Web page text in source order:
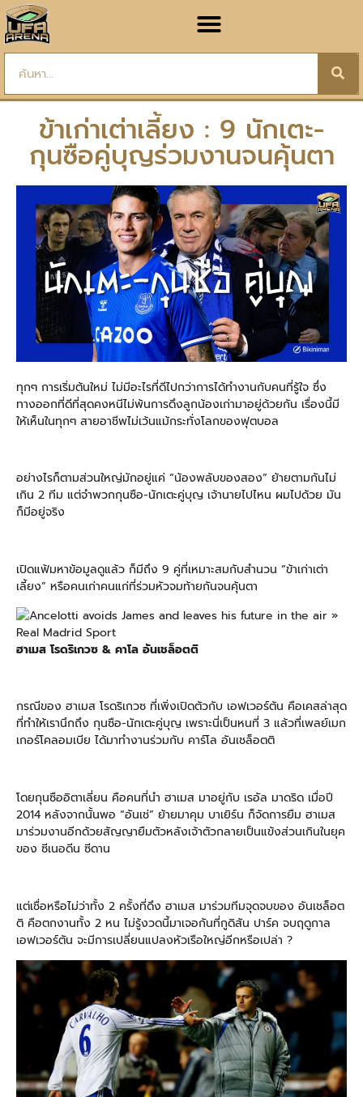
ข้าเก่าเต่าเลี้ยง : 9 นักเตะ-
กุนซือคู่บุญร่วมงานจนคุ้นตา
ทุกๆ การเริ่มต้นใหม่ ไม่มีอะไรที่ดีไปกว่าการได้ทำงานกับคนที่รู้ใจ ซึ่ง
ทางออกที่ดีที่สุดคงหนีไม่พ้นการดึงลูกน้องเก่ามาอยู่ด้วยกัน เรื่องนี้มี
ให้เห็นในทุกๆ สายอาชีพไม่เว้นแม้กระทั่งโลกของฟุตบอล
อย่างไรก็ตามส่วนใหญ่มักอยู่แค่ “น้องพลับของสอง” ย้ายตามกันไม่
เกิน 2 ทีม แต่จำพวกกุนซือ-นักเตะคู่บุญ เจ้านายไปไหน ผมไปด้วย มัน
ก็มีอยู่จริง
เปิดแฟ้มหาข้อมูลดูแล้ว ก็มีถึง 9 คู่ที่เหมาะสมกับสำนวน “ข้าเก่าเต่า
เลี้ยง” หรือคนเก่าคนแก่ที่ร่วมหัวจมท้ายกันจนคุ้นตา
ฮาเมส โรดริเกวซ & คาโล อันเชล็อตติ
กรณีของ ฮาเมส โรดริเกวซ ที่เพิ่งเปิดตัวกับ เอฟเวอร์ตัน คือเคสล่าสุด
ที่ทำให้เรานึกถึง กุนซือ-นักเตะคู่บุญ เพราะนี่เป็นหนที่ 3 แล้วที่เพลย์เมก
เกอร์โคลอมเบีย ได้มาทำงานร่วมกับ คาร์โล อันเชล็อตติ
โดยกุนซืออิตาเลี่ยน คือคนที่นำ ฮาเมส มาอยู่กับ เรอัล มาดริด เมื่อปี
2014 หลังจากนั้นพอ “อันเช่” ย้ายมาคุม บาเยิร์น ก็จัดการยืม ฮาเมส
มาร่วมงานอีกด้วยสัญญายืมตัวหลังเจ้าตัวกลายเป็นแข้งส่วนเกินในยุค
ของ ซีเนอดีน ซีดาน
แต่เชื่อหรือไม่ว่าทั้ง 2 ครั้งที่ดึง ฮาเมส มาร่วมทีมจุดจบของ อันเชล็อต
ติ คือตกงานทั้ง 2 หน ไม่รู้งวดนี้มาเจอกันที่กูดิสัน ปาร์ค จบฤดูกาล
เอฟเวอร์ตัน จะมีการเปลี่ยนแปลงหัวเรือใหญ่อีกหรือเปล่า ?